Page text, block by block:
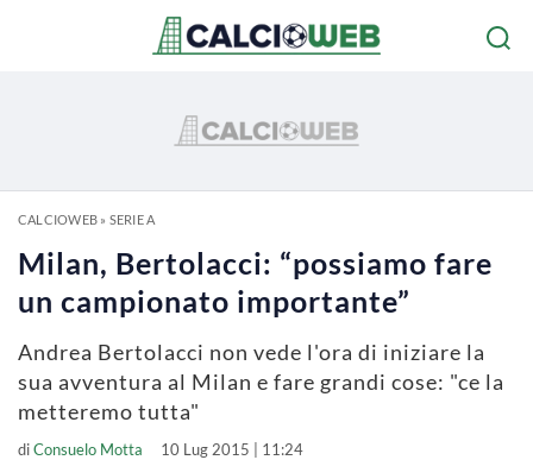
CALCIOWEB» SERIE A
Milan, Bertolacci: “possiamo fare
un campionato importante”
Andrea Bertolacci non vede l'ora di iniziare la
sua avventura al Milan e fare grandi cose: "ce la
metteremo tutta"
diConsuelo Motta 10 Lug 2015 | 11:24